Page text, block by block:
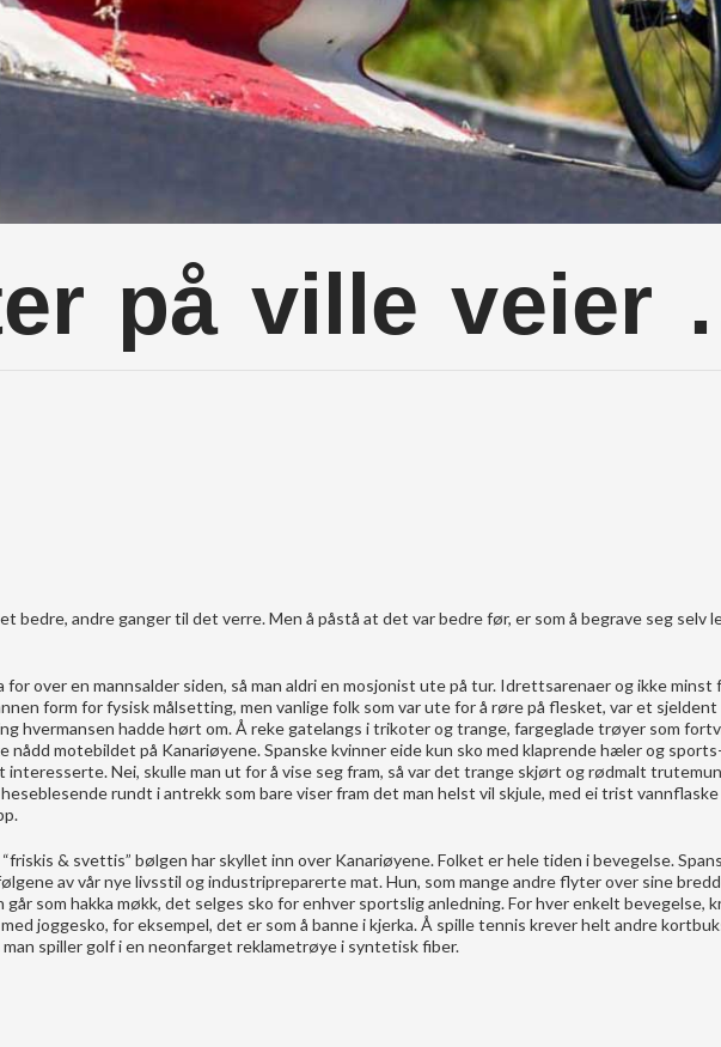
på ville veier
bedre, andre ganger til det verre. Men å påstå at det var bedre før, er som å begrave seg selv
for over en mannsalder siden, så man aldri en mosjonist ute på tur. Idrettsarenaer og ikke minst
form for fysisk målsetting, men vanlige folk som var ute for å røre på flesket, var et sjeldent
hvermansen hadde hørt om. Å reke gatelangs i trikoter og trange, fargeglade trøyer som
nådd motebildet på Kanariøyene. Spanske kvinner eide kun sko med klaprende hæler og
Nei, skulle man ut for å vise seg fram, så var det trange skjørt og rødmalt
rundt i antrekk som bare viser fram det man helst vil skjule, med ei trist
& svettis” bølgen har skyllet inn over Kanariøyene. Folket er hele tiden i bevegelse.
av vår nye livsstil og industripreparerte mat. Hun, som mange andre flyter over sine
som hakka møkk, det selges sko for enhver sportslig anledning. For hver enkelt bevegelse,
joggesko, for eksempel, det er som å banne i kjerka. Å spille tennis krever helt andre
spiller golf i en neonfarget reklametrøye i syntetisk fiber.